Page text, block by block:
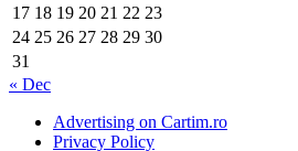
17 18 19 20 21 22 23
24 25 26 27 28 29 30
31
« Dec
Advertising on Cartim.ro
Privacy Policy